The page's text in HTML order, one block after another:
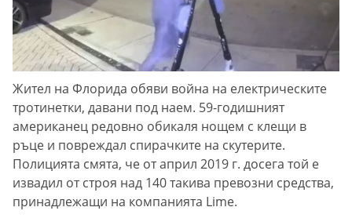
Жител на Флорида обяви война на електрическите
тротинетки, давани под наем. 59-годишният
американец редовно обикаля нощем с клещи в
ръце и повреждал спирачките на скутерите.
Полицията смята, че от април 2019 г. досега той е
извадил от строя над 140 такива превозни средства,
принадлежащи на компанията Lime.